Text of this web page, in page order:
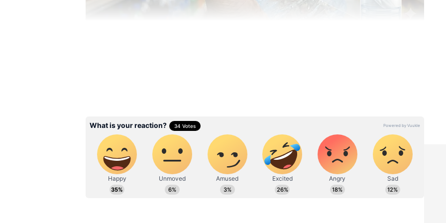
இருந்தா, கையில பிடிச்சதும் பேப்பர் மாதிரி நசுங்கிடும்.
இங்கதான் இன்ஜினியர்கள் மூளையைப் பயன்படுத்தியிருக்காங்க. இந்த
கோடுகள் பாட்டிலுக்கு கூடுதல் பலத்தைக் கொடுக்குது. இதனால, லாரியில
நூற்றுக்கணக்கான பாட்டில்களை ஒண்ணு மேல ஒண்ணு அடுக்கி கொண்டு